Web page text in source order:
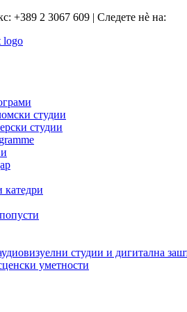
+389 2 3067 609 | Следете нѐ на:
студии
студии
катедри
студии и дигитална
уметности